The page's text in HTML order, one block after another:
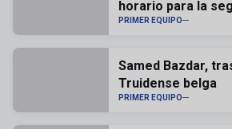
horario para la
liga
PRIMER EQUIPO
Samed Bazdar,
Truidense belga
PRIMER EQUIPO